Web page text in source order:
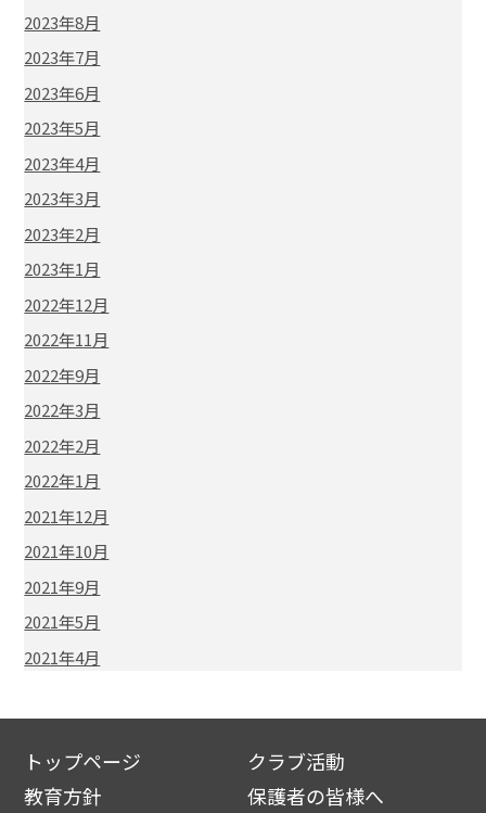
2023年8月
2023年7月
2023年6月
2023年5月
2023年4月
2023年3月
2023年2月
2023年1月
2022年12月
2022年11月
2022年9月
2022年3月
2022年2月
2022年1月
2021年12月
2021年10月
2021年9月
2021年5月
2021年4月
トップページ
教育方針
クラブ活動
保護者の皆様へ